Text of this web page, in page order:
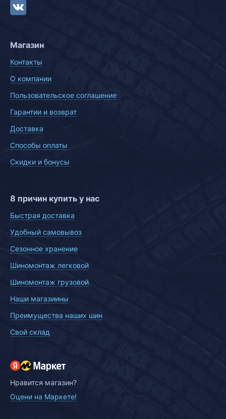
Магазин
Контакты
О компании
Пользовательское соглашение
Гарантии и возврат
Доставка
Способы оплаты
Скидки и бонусы
8 причин купить у нас
Быстрая доставка
Удобный самовывоз
Сезонное хранение
Шиномонтаж легковой
Шиномонтаж грузовой
Наши магазиины
Преимущества наших шин
Свой склад
Нравится магазин?
Оцени на Маркете!